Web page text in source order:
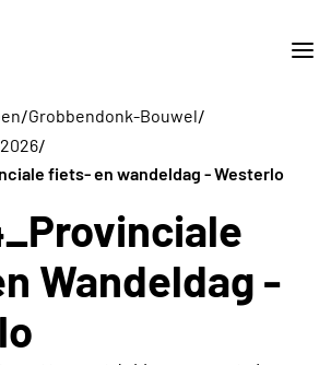
/Grobbendonk-Bouwel/
/
fiets- en wandeldag - Westerlo
Wandeldag -